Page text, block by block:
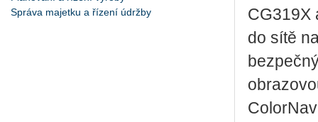
Správa majetku a řízení údržby
CG319X
do sítě